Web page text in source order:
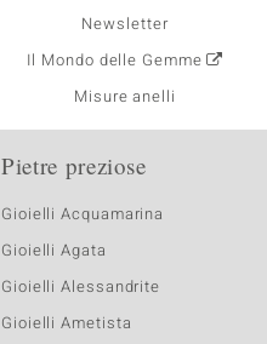
Newsletter
Il Mondo delle Gemme
Misure anelli
Pietre preziose
Gioielli Acquamarina
Gioielli Agata
Gioielli Alessandrite
Gioielli Ametista